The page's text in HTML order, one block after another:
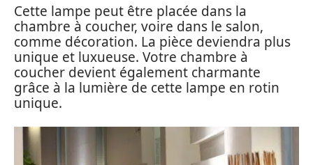
Cette lampe peut être placée dans la
chambre à coucher, voire dans le salon,
comme décoration. La pièce deviendra plus
unique et luxueuse. Votre chambre à
coucher devient également charmante
grâce à la lumière de cette lampe en rotin
unique.